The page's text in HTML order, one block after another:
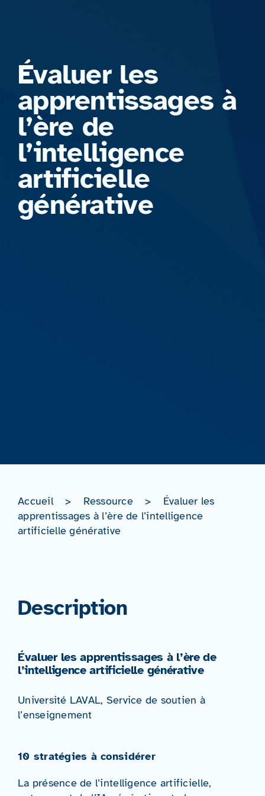
Évaluer les
apprentissages à
l’ère de
l’intelligence
artificielle
générative
Accueil > Ressource >
Évaluer les
apprentissages à l’ère de l’intelligence
artificielle générative
Description
Évaluer les apprentissages à l’ère de
l’intelligence artificielle générative
Université LAVAL, Service de soutien à
l’enseignement
10 stratégies à considérer
La présence de l’intelligence artificielle,